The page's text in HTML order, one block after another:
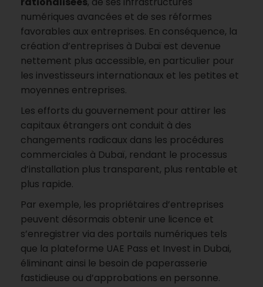
numériques avancées et de ses réformes
favorables aux entreprises. En conséquence, la
création d’entreprises à Dubaï est devenue
nettement plus accessible, en particulier pour
les investisseurs internationaux et les petites et
moyennes entreprises.
Les efforts du gouvernement pour attirer les
capitaux étrangers ont conduit à des
changements radicaux dans les procédures
commerciales à Dubaï, rendant le processus
d’installation plus transparent, plus rentable et
plus rapide.
Par exemple, les propriétaires d’entreprises
peuvent désormais obtenir une licence et
s’enregistrer via des portails numériques tels
que la plateforme UAE Pass et Invest in Dubai,
éliminant ainsi le besoin de paperasserie
fastidieuse ou d’approbations en personne.